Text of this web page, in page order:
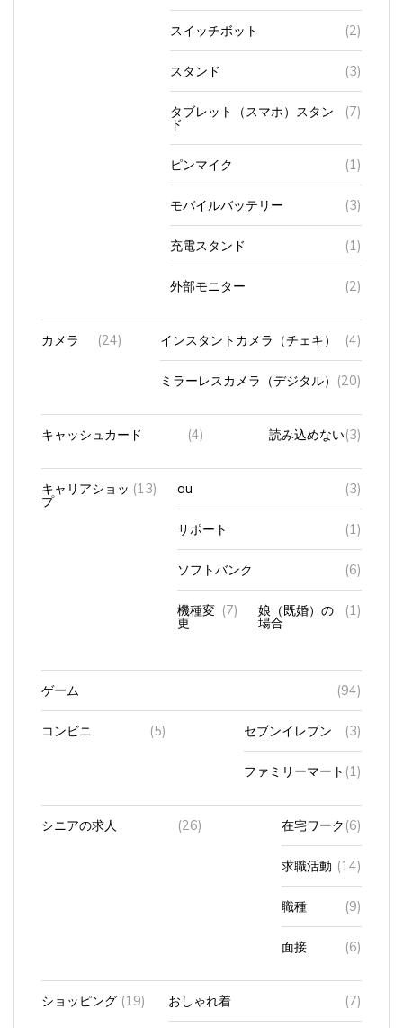
スイッチボット (2)
スタンド (3)
タブレット（スマホ）スタン
ド
(7)
ピンマイク (1)
モバイルバッテリー (3)
充電スタンド (1)
外部モニター (2)
カメラ (24) インスタントカメラ（チェキ） (4)
ミラーレスカメラ（デジタル） (20)
キャッシュカード (4) 読み込めない (3)
キャリアショッ
プ
(13) au (3)
サポート (1)
ソフトバンク (6)
機種変
更
(7) 娘（既婚）の
場合
(1)
ゲーム (94)
コンビニ (5) セブンイレブン (3)
ファミリーマート (1)
シニアの求人 (26) 在宅ワーク (6)
求職活動 (14)
職種 (9)
面接 (6)
ショッピング (19) おしゃれ着 (7)